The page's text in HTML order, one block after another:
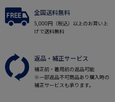
全国送料無料
5,000円（税込）以上のお買い上
げで送料無料
返品・補正サービス
補正前・着用前の返品可能
※一部返品不可商品あり購入時の
補正サービスも承ります。